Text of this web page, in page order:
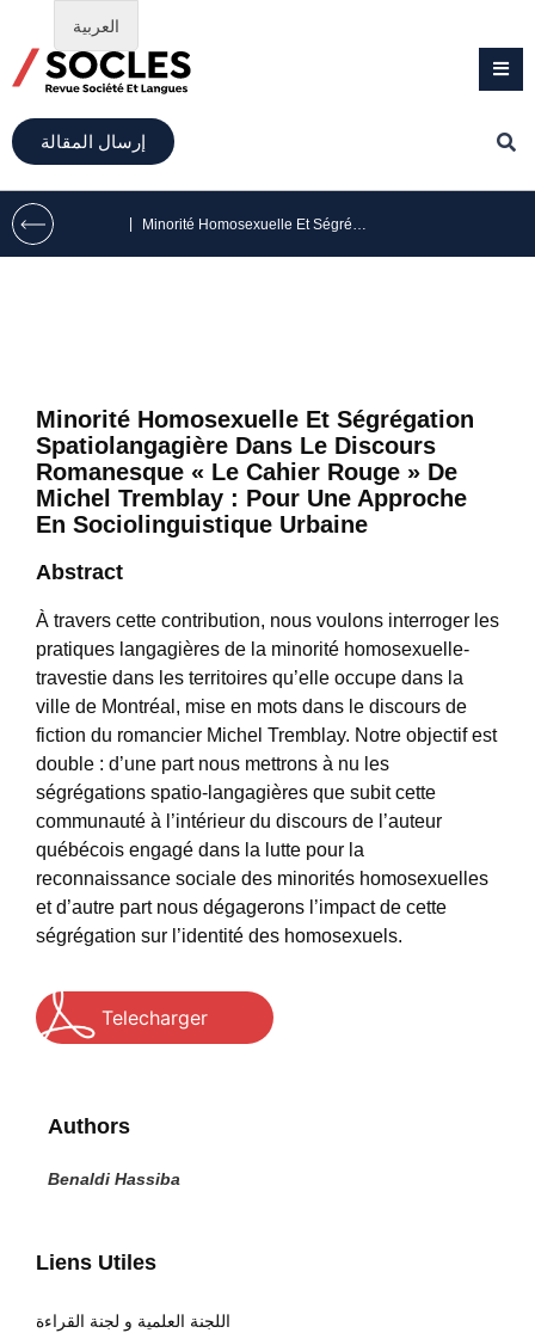
إرسال المقالة
Liens Utiles
اللجنة العلمية و لجنة القراءة
Minorité Homosexuelle Et Ségrégation
Spatiolangagière Dans Le Discours
Romanesque « Le Cahier Rouge » De
Michel Tremblay : Pour Une Approche
En Sociolinguistique Urbaine
Abstract
À travers cette contribution, nous voulons interroger les
pratiques langagières de la minorité homosexuelle-
travestie dans les territoires qu’elle occupe dans la
ville de Montréal, mise en mots dans le discours de
fiction du romancier Michel Tremblay. Notre objectif est
double : d’une part nous mettrons à nu les
ségrégations spatio-langagières que subit cette
communauté à l’intérieur du discours de l’auteur
québécois engagé dans la lutte pour la
reconnaissance sociale des minorités homosexuelles
et d’autre part nous dégagerons l’impact de cette
ségrégation sur l’identité des homosexuels.
Telecharger
Authors
Benaldi Hassiba
العربية